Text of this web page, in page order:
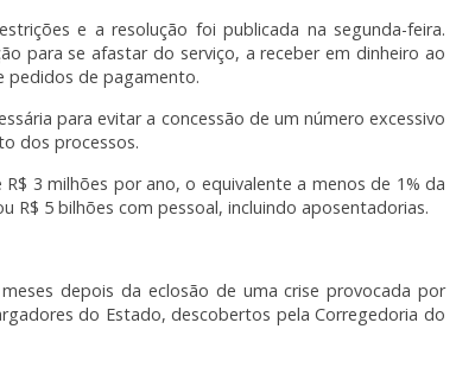
e a resolução foi publicada na segunda-feira.
para se afastar do serviço, a receber em dinheiro ao
pedidos de pagamento.
para evitar a concessão de um número excessivo
dos processos.
3 milhões por ano, o equivalente a menos de 1% da
5 bilhões com pessoal, incluindo aposentadorias.
depois da eclosão de uma crise provocada por
do Estado, descobertos pela Corregedoria do